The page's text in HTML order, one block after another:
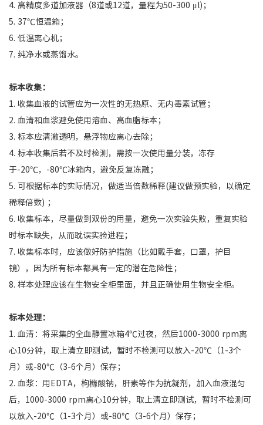
4. 高精度多道加液器（8道或12道，量程为50-300 μl)；
5. 37℃恒温箱；
6. 低温离心机；
7. 纯净水或蒸馏水。
标本收集：
1. 收集血液的试管应为一次性的无热原、无内毒素试管；
2. 血清和血浆避免使用溶血、高血脂标本；
3. 标本应清澈透明，悬浮物应离心去除；
4. 标本收集后若不及时检测，需按一次使用量分装，冻存
于-20℃，-80℃冰箱内，避免反复冻融；
5. 可根据标本的实际情况，做适当倍数稀释(建议做预实验，以确定
稀释倍数) ；
6. 收集标本，尽量做到双份的用量，避免一次实验失败，重复实验
时标本缺失，从而耽误实验进程；
7. 收集标本时，应该做好防护措施（比如戴手套，口罩，护目
镜），因为所有标本都具有一定的潜在危险性；
8. 样本处理应该在生物安全柜里面，并且正确使用生物安全柜。
标本处理：
1. 血清：将采集的全血静置冰箱4℃过夜，然后1000-3000 rpm离
心10分钟，取上清立即测试，暂时不检测可以放入-20℃（1-3个
月）或-80℃（3-6个月）保存；
2. 血浆：用EDTA，枸橼酸钠，肝素等作为抗凝剂，加入血液混匀
后，1000-3000 rpm离心10分钟，取上清立即测试，暂时不检测可
以放入-20℃（1-3个月）或-80℃（3-6个月）保存；